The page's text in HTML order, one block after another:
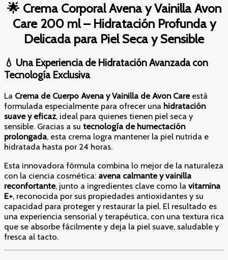
🌟 Crema Corporal Avena y Vainilla Avon
Care 200 ml – Hidratación Profunda y
Delicada para Piel Seca y Sensible
💧 Una Experiencia de Hidratación Avanzada con
Tecnología Exclusiva
La Crema de Cuerpo Avena y Vainilla de Avon Careestá
formulada especialmente para ofrecer una hidratación
suave y eficaz, ideal para quienes tienen piel seca y
sensible. Gracias a su tecnología de humectación
prolongada, esta crema logra mantener la piel nutrida e
hidratada hasta por 24 horas.
Esta innovadora fórmula combina lo mejor de la naturaleza
con la ciencia cosmética: avena calmante y vainilla
reconfortante, junto a ingredientes clave como la vitamina
E+, reconocida por sus propiedades antioxidantes y su
capacidad para proteger y restaurar la piel. El resultado es
una experiencia sensorial y terapéutica, con una textura rica
que se absorbe fácilmente y deja la piel suave, saludable y
fresca al tacto.